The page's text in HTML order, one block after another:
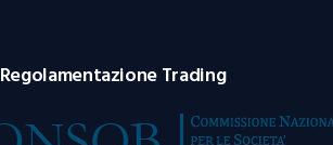
Regolamentazione Trading